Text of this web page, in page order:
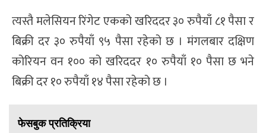
त्यस्तै मलेसियन रिंगेट एकको खरिददर ३० रुपैयाँ ८१ पैसा र
बिक्री दर ३० रुपैयाँ ९५ पैसा रहेको छ । मंगलबार दक्षिण
कोरियन वन १०० को खरिददर १० रुपैयाँ १० पैसा छ भने
बिक्री दर १० रुपैयाँ १४ पैसा रहेको छ ।
फेसबुक प्रतिक्रिया